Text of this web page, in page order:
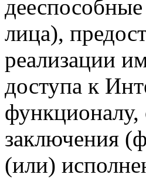
лица),
реализации
доступа к
функционалу,
заключения
(или)